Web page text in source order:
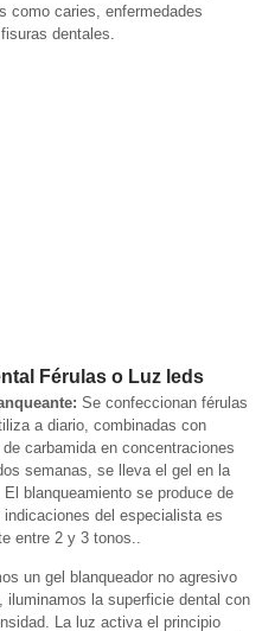
como caries, enfermedades
dentales.
Férulas o Luz leds
Se confeccionan férulas
a diario, combinadas con
carbamida en concentraciones
semanas, se lleva el gel en la
blanqueamiento se produce de
del especialista es
entre 2 y 3 tonos..
un gel blanqueador no agresivo
iluminamos la superficie dental con
La luz activa el principio